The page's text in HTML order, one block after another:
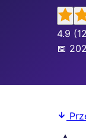
4.9
📅